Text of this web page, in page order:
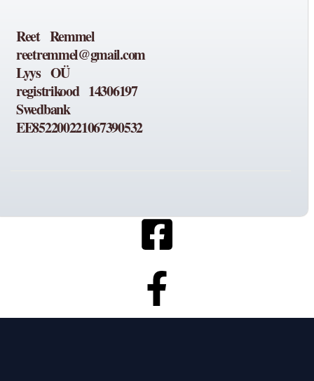
Reet Remmel
reetremmel@gmail.com
Lyys OÜ
registrikood 14306197
Swedbank
EE852200221067390532